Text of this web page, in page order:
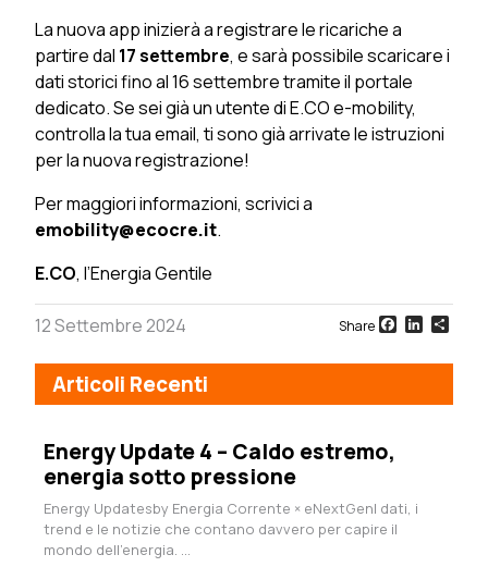
La nuova app inizierà a registrare le ricariche a
partire dal 17 settembre, e sarà possibile scaricare i
dati storici fino al 16 settembre tramite il portale
dedicato. Se sei già un utente di E.CO e-mobility,
controlla la tua email, ti sono già arrivate le istruzioni
per la nuova registrazione!
Per maggiori informazioni, scrivici a
emobility@ecocre.it.
E.CO, l’Energia Gentile
12 Settembre 2024 Share Facebook
Articoli Recenti
Energy Update 4 – Caldo estremo,
energia sotto pressione
Energy Updatesby Energia Corrente × eNextGenI dati, i
trend e le notizie che contano davvero per capire il
mondo dell’energia. ...